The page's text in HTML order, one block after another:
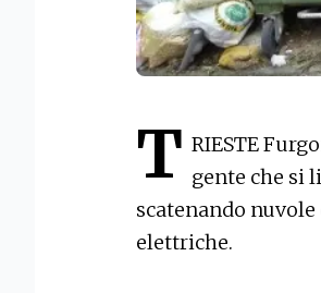
T RIESTE
gente che si
scatenando
elettriche.